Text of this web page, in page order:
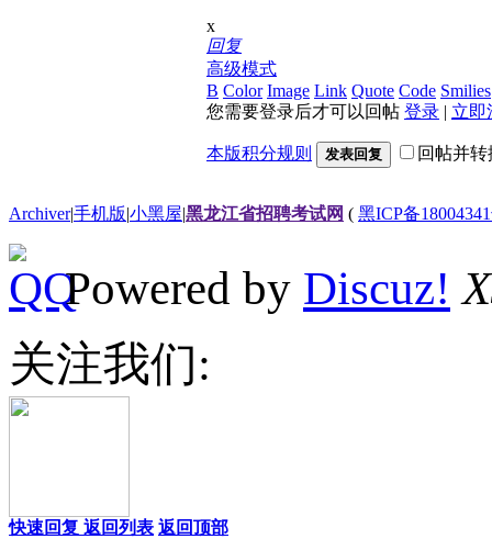
x
回复
高级模式
B Color Image Link Quote Code Smilies
您需要登录后才可以回帖 登录 | 立即
本版积分规则 发表回复 回帖并转
Archiver|手机版|小黑屋|黑龙江省招聘考试网 ( 黑ICP备
Powered by Discuz!
关注我们:
快速回复 返回列表 返回顶部